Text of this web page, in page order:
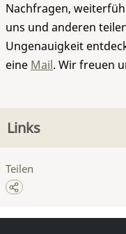
Nachfragen,
uns und anderen
Ungenauigkeit
eine Mail. Wir freuen
Links
Teilen